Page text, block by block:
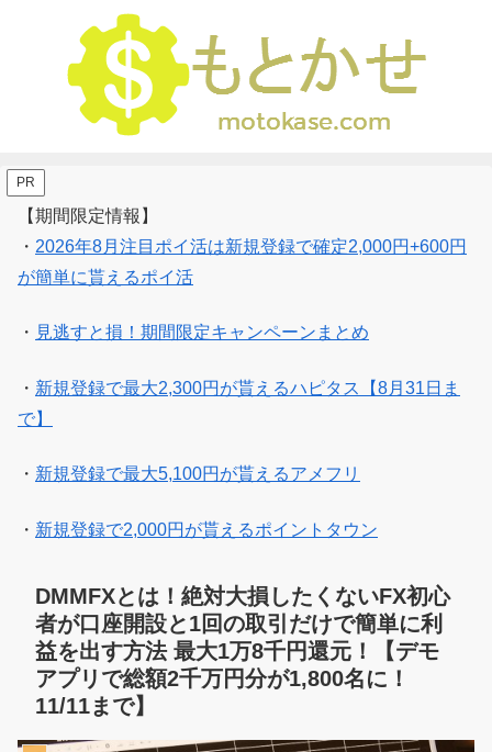
PR
【期間限定情報】
・ 2026年8月注目ポイ活は新規登録で確定2,000円+600円
が簡単に貰えるポイ活
・ 見逃すと損！期間限定キャンペーンまとめ
・ 新規登録で最大2,300円が貰えるハピタス【8月31日ま
で】
・ 新規登録で最大5,100円が貰えるアメフリ
・ 新規登録で2,000円が貰えるポイントタウン
DMMFXとは！絶対大損したくないFX初心
者が口座開設と1回の取引だけで簡単に利
益を出す方法 最大1万8千円還元！【デモ
アプリで総額2千万円分が1,800名に！
11/11まで】